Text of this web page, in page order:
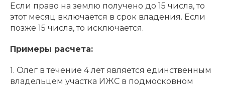
Если право на землю получено до 15 числа, то
этот месяц включается в срок владения. Если
позже 15 числа, то исключается.
Примеры расчета:
1. Олег в течение 4 лет является единственным
владельцем участка ИЖС в подмосковном